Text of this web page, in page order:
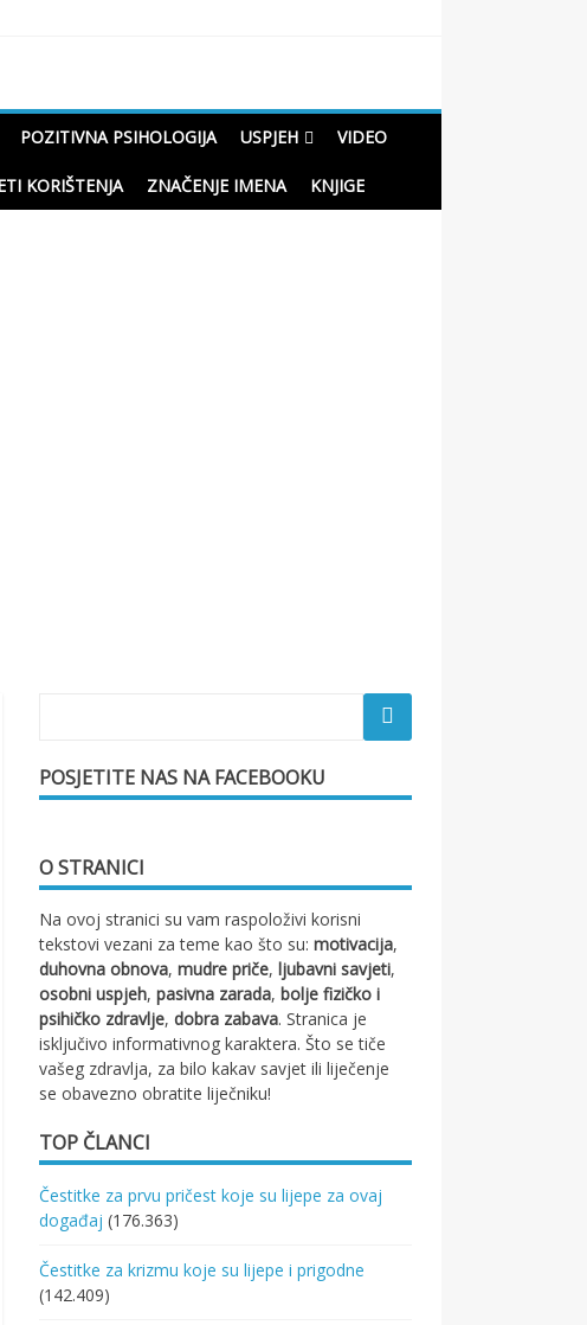
POZITIVNA PSIHOLOGIJA USPJEH VIDEO
KORIŠTENJA ZNAČENJE IMENA KNJIGE
POSJETITE NAS NA FACEBOOKU
O STRANICI
Na ovoj stranici su vam raspoloživi korisni
tekstovi vezani za teme kao što su:motivacija,
duhovna obnova,mudre priče,ljubavni savjeti,
osobni uspjeh,pasivna zarada,bolje fizičko i
psihičko zdravlje,dobra zabava. Stranica je
isključivo informativnog karaktera. Što se tiče
vašeg zdravlja, za bilo kakav savjet ili liječenje
se obavezno obratite liječniku!
TOP ČLANCI
Čestitke za prvu pričest koje su lijepe za ovaj
događaj (176.363)
Čestitke za krizmu koje su lijepe i prigodne
(142.409)